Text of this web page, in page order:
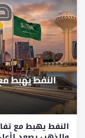
النفط يهبط مع